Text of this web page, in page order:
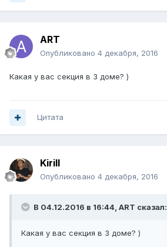
ART
Опубликовано 4 декабря, 2016
Какая у вас секция в 3 доме? )
Цитата
Kirill
Опубликовано 4 декабря, 2016
В 04.12.2016 в 16:44, ART сказал:
Какая у вас секция в 3 доме? )